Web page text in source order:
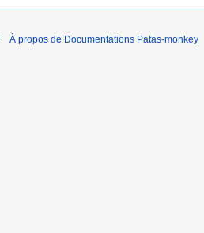
À propos de Documentations Patas-monkey